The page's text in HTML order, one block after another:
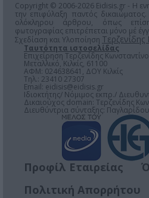
Copyright © 2006-2026 Eidisis.gr - Η
την επιφύλαξη παντός
ολόκληρου άρθρου, όπως
φωτογραφίας επιτρέπεται μόνο μέ
Σχεδίαση και Υλοποίηση Τερζενίδης
Ταυτότητα ιστοσελίδας
Επιχείρηση Τερζενίδης
Μεταλλικό, Κιλκίς, 61100
ΑΦΜ: 024638641, ΔΟΥ Κιλκίς
Τηλ.: 23410 27307
Email: eidisis@eidisis.gr
Ιδιοκτήτης/ Νόμιμος εκπρ./
Δικαιούχος domain: Τερζενίδης
Διευθύντρια σύνταξης:
Προφίλ Εταιρείας
Πολιτική Απορρήτου